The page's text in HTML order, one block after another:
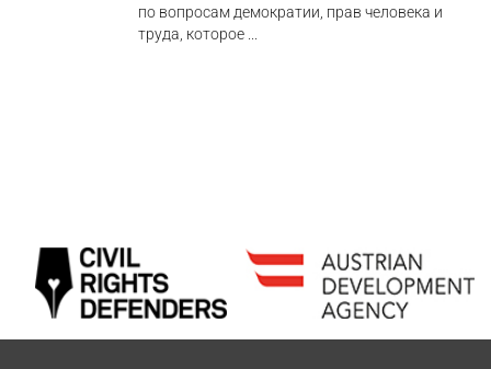
по вопросам демократии, прав человека и
труда, которое ...